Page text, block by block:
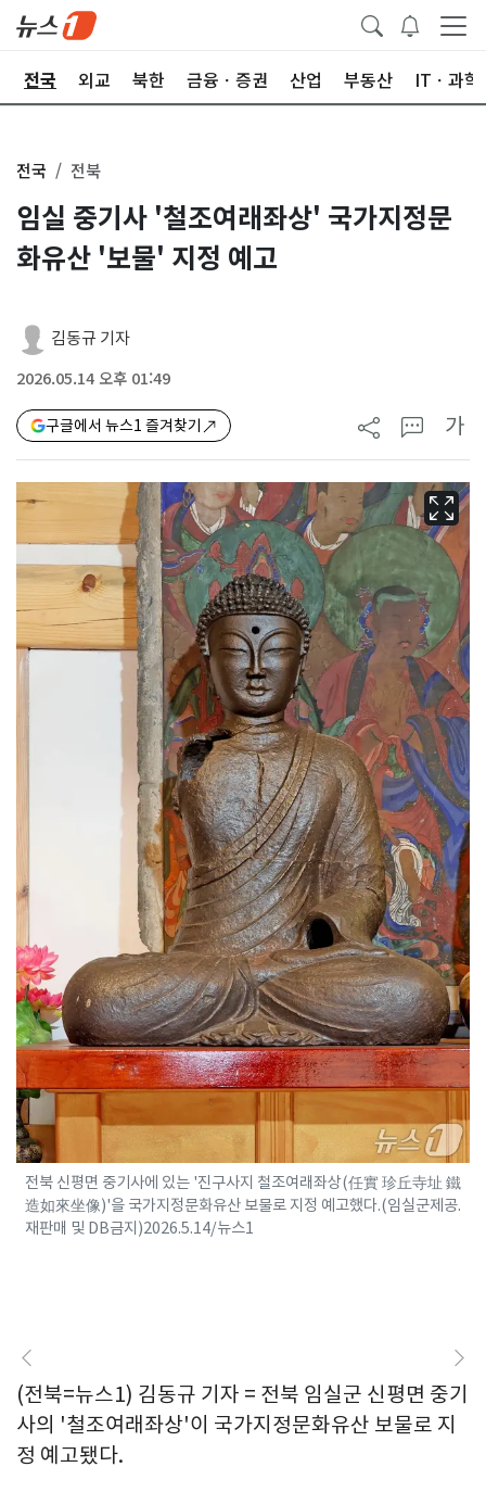
전국 외교 북한 금융ㆍ증권 산업 부동산 ITㆍ과학
전국 전북
임실 중기사 '철조여래좌상' 국가지정문
화유산 '보물' 지정 예고
김동규 기자
2026.05.14 오후 01:49
구글에서 뉴스1 즐겨찾기 가
전북 신평면 중기사에 있는 '진구사지 철조여래좌상(任實 珍丘寺址 鐵
造如來坐像)'을 국가지정문화유산 보물로 지정 예고했다.(임실군제공.
재판매 및 DB금지)2026.5.14/뉴스1
(전북=뉴스1) 김동규 기자 = 전북 임실군 신평면 중기
사의 '철조여래좌상'이 국가지정문화유산 보물로 지
정 예고됐다.